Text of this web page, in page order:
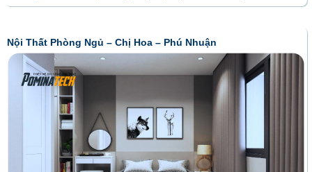
Nội Thất Phòng Ngủ – Chị Hoa – Phú Nhuận